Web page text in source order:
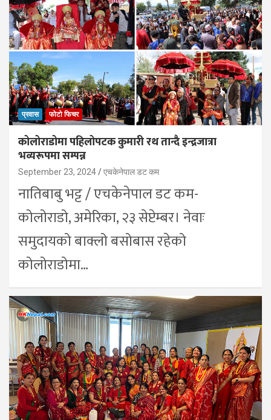
प्रवास फोटो फिचर
कोलोराडोमा पहिलोपटक कुमारी रथ तान्दै इन्द्रजात्रा
भव्यरूपमा सम्पन्न
September 23, 2024 एचकेनेपाल डट कम
नातिबाबु भट्ट / एचकेनेपाल डट कम-
कोलोराडो, अमेरिका, २३ सेप्टेम्बर। नेवाः
समुदायको बाक्लो बसोबास रहेको
कोलोराडोमा…